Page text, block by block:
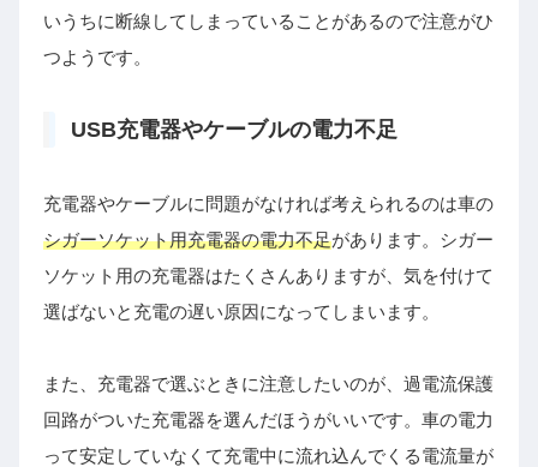
いうちに断線してしまっていることがあるので注意がひ
つようです。
USB充電器やケーブルの電力不足
充電器やケーブルに問題がなければ考えられるのは車の
シガーソケット用充電器の電力不足があります。シガー
ソケット用の充電器はたくさんありますが、気を付けて
選ばないと充電の遅い原因になってしまいます。
また、充電器で選ぶときに注意したいのが、過電流保護
回路がついた充電器を選んだほうがいいです。車の電力
って安定していなくて充電中に流れ込んでくる電流量が